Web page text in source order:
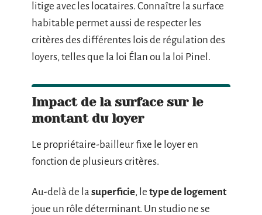
litige avec les locataires. Connaître la surface
habitable permet aussi de respecter les
critères des différentes lois de régulation des
loyers, telles que la loi Élan ou la loi Pinel.
Impact de la surface sur le
montant du loyer
Le propriétaire-bailleur fixe le loyer en
fonction de plusieurs critères.
Au-delà de la superficie, le type de logement
joue un rôle déterminant. Un studio ne se